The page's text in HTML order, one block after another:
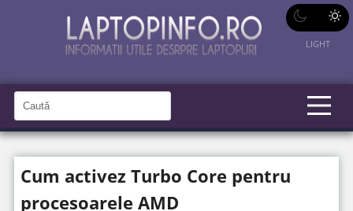
LIGHT
a
u
t
C
a
u
î
n
i
Cum activez Turbo Core pentru
procesoarele AMD